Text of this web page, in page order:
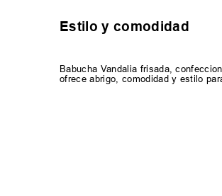
Estilo y comodidad
Babucha Vandalia frisada,
ofrece abrigo, comodidad y estilo